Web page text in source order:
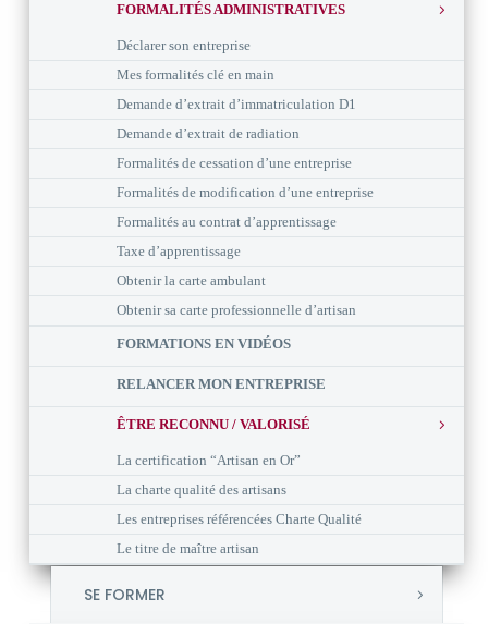
FORMALITÉS ADMINISTRATIVES
Déclarer son entreprise
Mes formalités clé en main
Demande d’extrait d’immatriculation D1
Demande d’extrait de radiation
Formalités de cessation d’une entreprise
Formalités de modification d’une entreprise
Formalités au contrat d’apprentissage
Taxe d’apprentissage
Obtenir la carte ambulant
Obtenir sa carte professionnelle d’artisan
FORMATIONS EN VIDÉOS
RELANCER MON ENTREPRISE
ÊTRE RECONNU / VALORISÉ
La certification “Artisan en Or”
La charte qualité des artisans
Les entreprises référencées Charte Qualité
Le titre de maître artisan
SE FORMER